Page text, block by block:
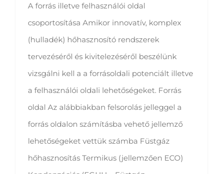
A forrás illetve felhasználói oldal
csoportosítása Amikor innovatív, komplex
(hulladék) hőhasznosító rendszerek
tervezéséről és kivitelezéséről beszélünk
vizsgálni kell a a forrásoldali potenciált illetve
a felhasználói oldali lehetőségeket. Forrás
oldal Az alábbiakban felsorolás jelleggel a
forrás oldalon számításba vehető jellemző
lehetőségeket vettük számba Füstgáz
hőhasznosítás Termikus (jellemzően ECO)